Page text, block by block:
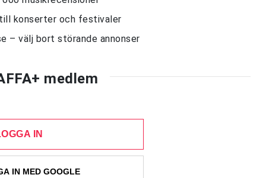
konserter och festivaler
– välj bort störande annonser
medlem
IN
IN MED GOOGLE